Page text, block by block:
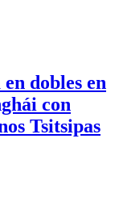
dobles en
con
Tsitsipas